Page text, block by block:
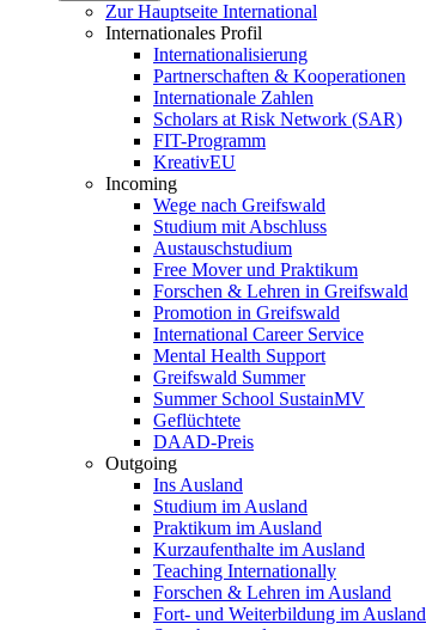
Zur Hauptseite International
Internationales Profil
Internationalisierung
Partnerschaften & Kooperationen
Internationale Zahlen
Scholars at Risk Network (SAR)
FIT-Programm
KreativEU
Incoming
Wege nach Greifswald
Studium mit Abschluss
Austauschstudium
Free Mover und Praktikum
Forschen & Lehren in Greifswald
Promotion in Greifswald
International Career Service
Mental Health Support
Greifswald Summer
Summer School SustainMV
Geflüchtete
DAAD-Preis
Outgoing
Ins Ausland
Studium im Ausland
Praktikum im Ausland
Kurzaufenthalte im Ausland
Teaching Internationally
Forschen & Lehren im Ausland
Fort- und Weiterbildung im Ausland